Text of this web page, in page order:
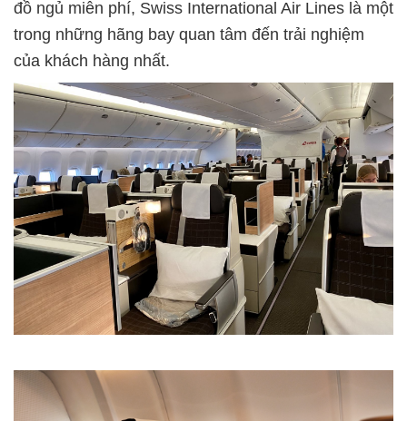
đồ ngủ miễn phí, Swiss International Air Lines là một
trong những hãng bay quan tâm đến trải nghiệm
của khách hàng nhất.